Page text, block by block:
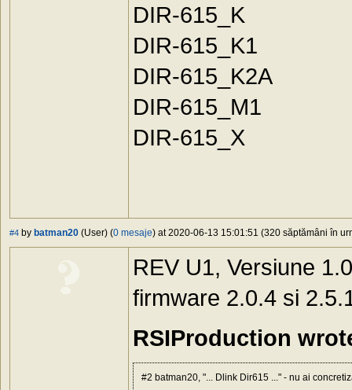
DIR-615_K
DIR-615_K1
DIR-615_K2A
DIR-615_M1
DIR-615_X
#4 by batman20 (User) (0 mesaje) at 2020-06-13 15:01:51 (320 săptămâni în
REV U1, Versiune
firmware 2.0.4 si
RSIProduction
#2 batman20, "... Dlink Dir615 ..." - nu ai